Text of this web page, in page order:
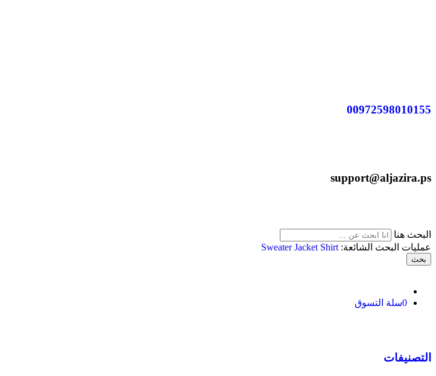
00972598010155
support@aljazira.ps
البحث هنا
عمليات البحث الشائعة:
SweaterJacket Shirt
بحث
0سلة التسوق
التصنيفات